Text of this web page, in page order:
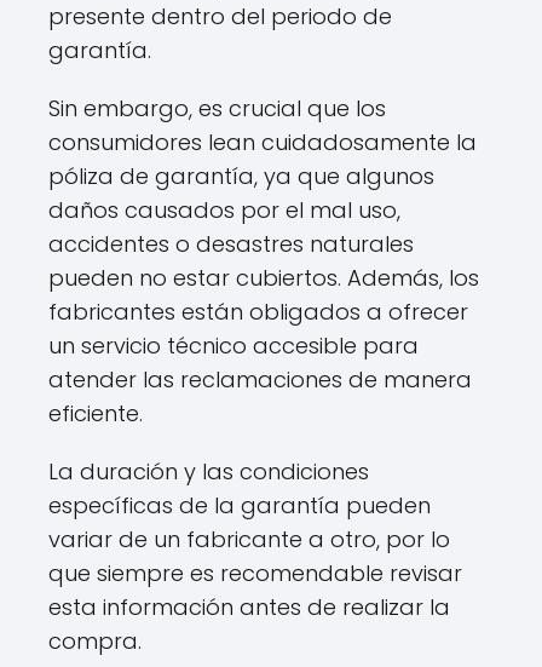
presente dentro del periodo de
garantía.
Sin embargo, es crucial que los
consumidores lean cuidadosamente la
póliza de garantía, ya que algunos
daños causados por el mal uso,
accidentes o desastres naturales
pueden no estar cubiertos. Además, los
fabricantes están obligados a ofrecer
un servicio técnico accesible para
atender las reclamaciones de manera
eficiente.
La duración y las condiciones
específicas de la garantía pueden
variar de un fabricante a otro, por lo
que siempre es recomendable revisar
esta información antes de realizar la
compra.